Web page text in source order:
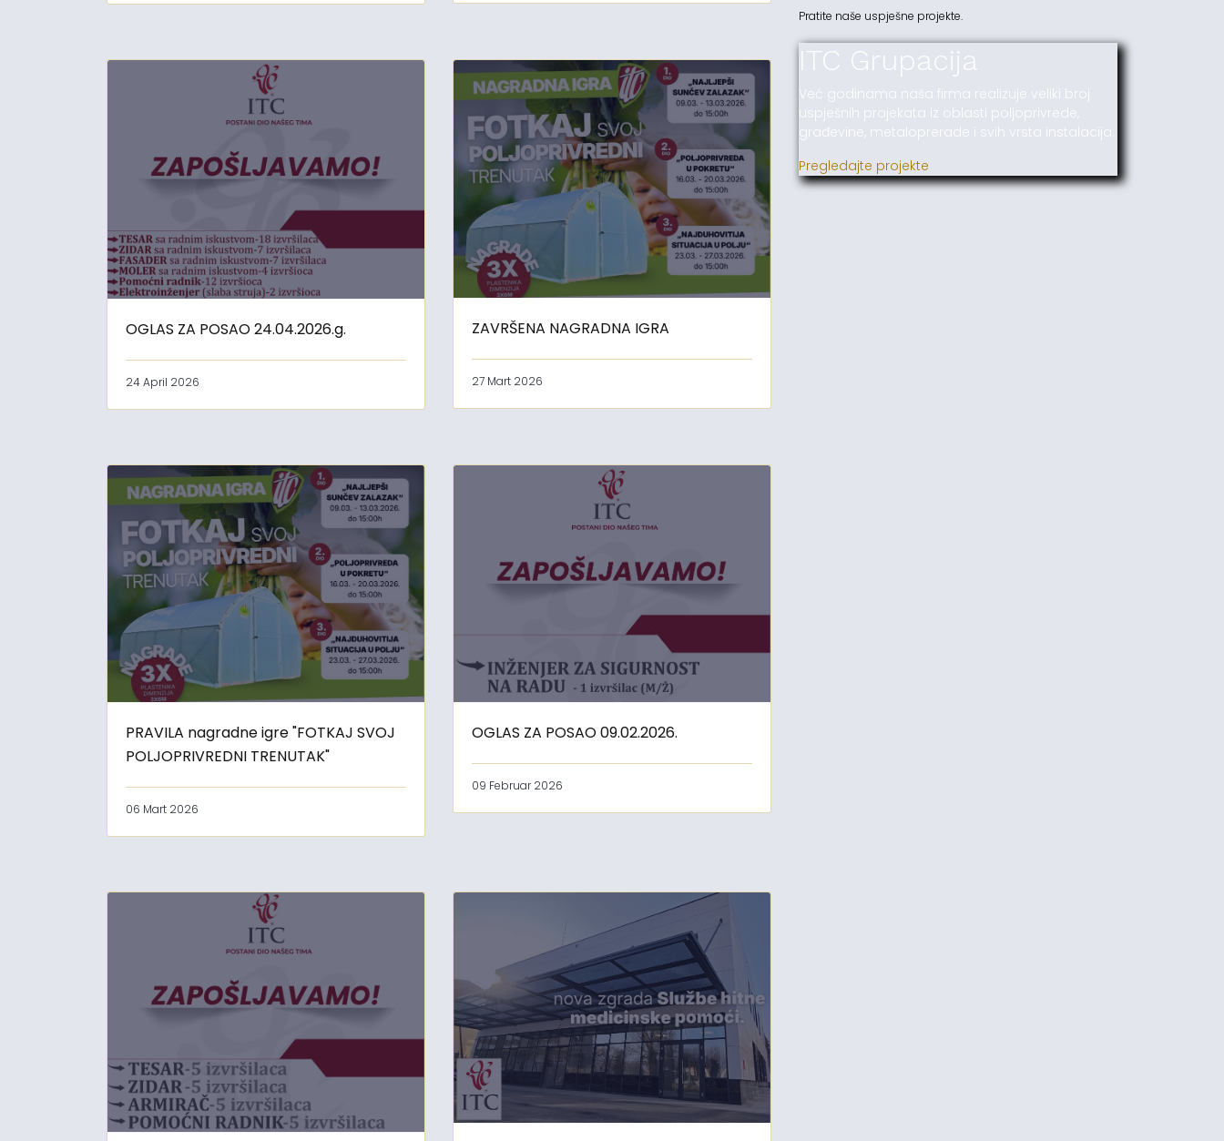
OGLAS ZA POSAO 24.04.2026.g.
24 April 2026
ZAVRŠENA NAGRADNA IGRA
27 Mart 2026
PRAVILA nagradne igre "FOTKAJ SVOJ
POLJOPRIVREDNI TRENUTAK"
06 Mart 2026
OGLAS ZA POSAO 09.02.2026.
09 Februar 2026
Pratite naše uspješne projekte.
ITC Grupacija
Već godinama naša firma realizuje veliki broj
uspješnih projekata iz oblasti poljoprivrede,
građevine, metaloprerade i svih vrsta instalacija.
Pregledajte projekte